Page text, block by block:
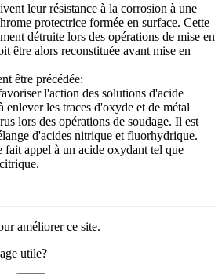
leur résistance à la corrosion à une
protectrice formée en surface. Cette
détruite lors des opérations de mise en
être alors reconstituée avant mise en
être précédée:
l'action des solutions d'acide
enlever les traces d'oxyde et de métal
lors des opérations de soudage. Il est
d'acides nitrique et fluorhydrique.
fait appel à un acide oxydant tel que
améliorer ce site.
utile?